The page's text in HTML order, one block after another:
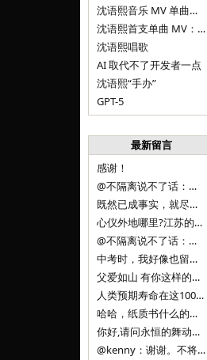
沈语熙音乐 MV 单曲第二弹：优雅时间
沈语熙首支单曲 MV：告别的倒影
沈语熙唱歌
AI 取代不了开发者一点
沈语熙“手办”
GPT-5
最新留言
感谢！
@不隔离说不了话：浙江的
既然已成事实，就尽量接受了。 事情未能如愿已是不幸，没必要为此反复纠结来进行不必要的自我惩罚。 之前问过家里的小朋友是否想学编
心仪外地哪里?江苏的？顺其自然，全面发展才是。
@不隔离说不了话：确实，一晃三年。
中考时，我好像也留言过的，可乐好像和我们考得差不多。 一晃三年，我们江苏24年，物化生612分，女孩。 其实高考只是长跑的
父爱如山 有你这样的父亲做后盾，可乐未来的路一定会走得踏实又精彩
人类预期寿命在这100年，每2-3年增长一岁，到你们这一代大概率能到100岁，46岁还是正当年,可能不是八九点中的太阳了，但还是1
哈哈，纸质书什么的目前没有打算和计划，微信读书我不太熟悉，研究看看。目前，我只发在自己博客和起点上。关于小说内容方面，谢谢你的建议
你好,请问永恒的舞动什么时候可以出版纸质书,或者登陆微信读书.另外小说内容能不能更大气一些,不要只是局限于与一对男女的爱情和ai安
@kenny：谢谢。不将GIF显示为动图，主要是考虑到Effie本身的“极简、无干扰”的设计哲学，动图无疑是“干扰”之一。